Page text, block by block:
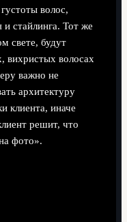
волос,
и стайлинга. Тот же
свете, будут
вихристых волосах
важно не
архитектуру
клиента, иначе
решит, что
фото».